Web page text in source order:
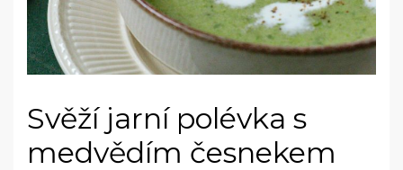
Svěží jarní polévka s
medvědím česnekem